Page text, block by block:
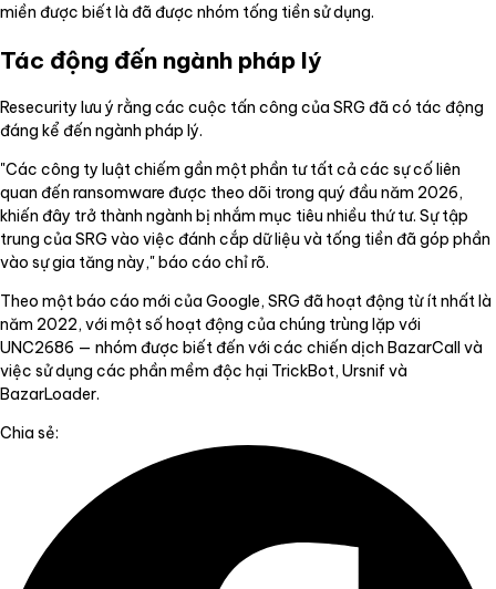
miền được biết là đã được nhóm tống tiền sử dụng.
Tác động đến ngành pháp lý
Resecurity lưu ý rằng các cuộc tấn công của SRG đã có tác động
đáng kể đến ngành pháp lý.
"Các công ty luật chiếm gần một phần tư tất cả các sự cố liên
quan đến ransomware được theo dõi trong quý đầu năm 2026,
khiến đây trở thành ngành bị nhắm mục tiêu nhiều thứ tư. Sự tập
trung của SRG vào việc đánh cắp dữ liệu và tống tiền đã góp phần
vào sự gia tăng này," báo cáo chỉ rõ.
Theo một báo cáo mới của Google, SRG đã hoạt động từ ít nhất là
năm 2022, với một số hoạt động của chúng trùng lặp với
UNC2686 — nhóm được biết đến với các chiến dịch BazarCall và
việc sử dụng các phần mềm độc hại TrickBot, Ursnif và
BazarLoader.
Chia sẻ: